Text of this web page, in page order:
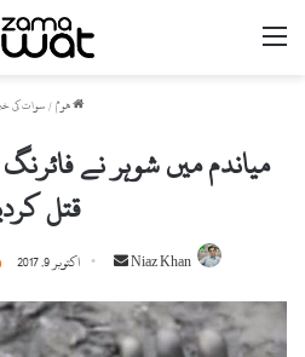
ھوم / سوات کی
میاندم میں شوہر نے
قتل
Niaz Khan
n
d
اکتوبر 9, 2017